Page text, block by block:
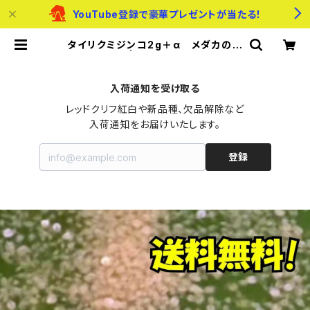
YouTube登録で豪華プレゼントが当たる！
タイリクミジンコ2g＋α メダカの餌
入荷通知を受け取る
レッドクリフ紅白や新品種、欠品解除など
入荷通知をお届けいたします。
登録